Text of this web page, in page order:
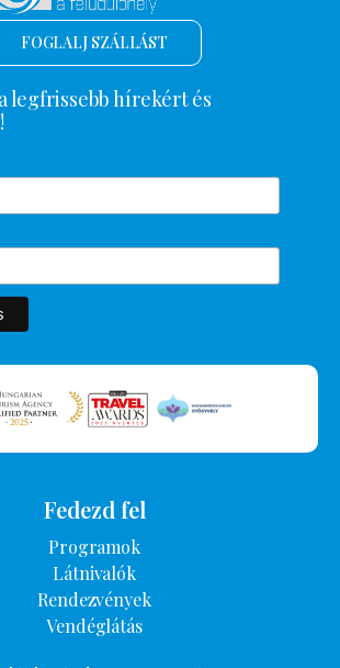
SZÁLLÁSOK KERESÉSE
FOGLALJ SZÁLLÁST
legfrissebb hírekért és
Fedezd fel
Programok
Látnivalók
Rendezvények
Vendéglátás